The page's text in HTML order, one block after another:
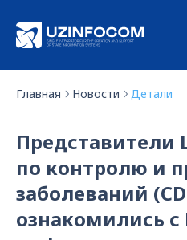
Главная Новости Детали
по контролю и
заболеваний
ознакомились с